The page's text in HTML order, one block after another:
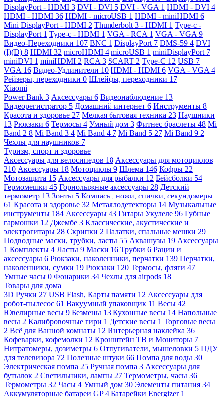
DisplayPort - HDMI 3 DVI - DVI 5 DVI - VGA 1 HDMI - DVI 4
HDMI - HDMI 36 HDMI - microUSB 1 HDMI - miniHDMI 6
Mini DisplayPort - HDMI 2 Thunderbolt 3 - HDMI 1 Type-c -
DisplayPort 1 Type-c - HDMI 1 VGA - RCA 1 VGA - VGA 9
Видео-Переходники 107 BNC 1 DisplayPort 7 DMS-59 4 DVI
(I)(D) 8 HDMI 32 microHDMI 4 microUSB 1 miniDisplayPort 7
miniDVI 1 miniHDMI 2 RCA 3 SCART 2 Type-C 12 USB 7
VGA 16 Видео-Удлинители 10 HDMI - HDMI 6 VGA - VGA 4
Рейзеры, переходники 0 Шлейфы, переходники 17
Xiaomi
Power Bank 3 Аксессуары 6 Видеонаблюдение 13
Видеорегистратор 5 Домашний интернет 6 Инструменты 8
Красота и здоровье 27 Мелкая бытовая техника 23 Наушники
13 Рюкзаки 6 Термосы 4 Умный дом 3 Фитнес браслеты 48 Mi
Band 2 8 Mi Band 3 4 Mi Band 4 7 Mi Band 5 27 Mi Band 9 2
Чехлы для наушников 7
Туризм, спорт и здоровье
Аксессуары для велосипедов 18 Аксессуары для мотоциклов
210 Аксессуары 18 Мотоциклы 9 Шлема 146 Кофры 22
Мотозащита 15 Аксессуары для рыбалки 12 Бейсболки 54
Гермомешки 45 Горнолыжные аксессуары 28 Детский
термометр 13 Зонты 5 Компасы, ножи, спички, секундомеры
61 Красота и здоровье 32 Металлодетекторы 14 Музыкальные
инструменты 184 Аксессуары 43 Гитары Укулеле 96 Губные
гармошки 12 Джембе 3 Классические, акустические и
электрогитары 28 Скрипки 2 Палатки, спальные мешки 29
Подводные маски, трубки, ласты 55 Аквашузы 19 Аксессуары
1 Комплекты 4 Ласты 9 Маски 16 Трубки 6 Рации и
аксессуары 6 Рюкзаки, наколенники, перчатки 139 Перчатки,
наколенники, сумки 19 Рюкзаки 120 Термосы, фляги 47
Умные часы 0 Фонарики 34 Чехлы для airpods 18
Товары для дома
3D Ручки 27 USB Flash, Карты памяти 12 Аксессуары для
робот-пылесос 61 Вакуумный упаковщик 11 Весы 42
Ювелирные весы 9 Безмены 13 Кухонные весы 14 Напольные
весы 2 Калибровочные гири 1 Детские весы 1 Торговые весы
2 Всё для Ванной комнаты 12 Интерьерная наклейка 36
Кофеварки, кофемолки 12 Кронштейн ТВ и Мониторы 7
Нитратомеры, дозиметры 6 Отпугиватели, мышеловки 5 ПДУ
для телевизора 72 Полезные штуки 66 Помпа для воды 30
Электрическая помпа 25 Ручная помпа 3 Аксессуары для
бутылок 2 Светильники, лампы 27 Термометры, часы 36
Термометры 32 Часы 4 Умный дом 30 Элементы питания 34
Аккумуляторные батареи GP4 Батарейки Energizer 1